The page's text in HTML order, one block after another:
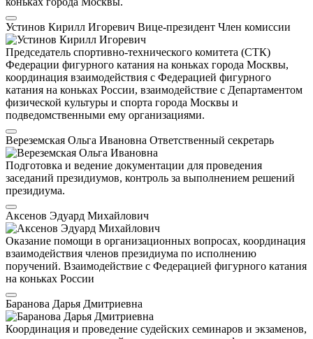
Устинов Кирилл Игоревич Вице-президент Член комиссии
Председатель спортивно-технического комитета (СТК)
Федерации фигурного катания на коньках города Москвы,
координация взаимодействия с Федерацией фигурного
катания на коньках России, взаимодействие с Департаментом
физической культуры и спорта города Москвы и
подведомственными ему организациями.
Вереземская Ольга Ивановна Ответственный секретарь
Подготовка и ведение документации для проведения
заседаний президиумов, контроль за выполнением решений
президиума.
Аксенов Эдуард Михайлович
Оказание помощи в организационных вопросах, координация
взаимодействия членов президиума по исполнению
поручений. Взаимодействие с Федерацией фигурного катания
на коньках России
Баранова Дарья Дмитриевна
Координация и проведение судейских семинаров и экзаменов,